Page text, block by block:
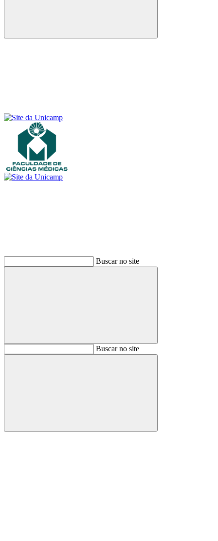
Buscar
Buscar no site
BuscarBuscar no site
Buscar